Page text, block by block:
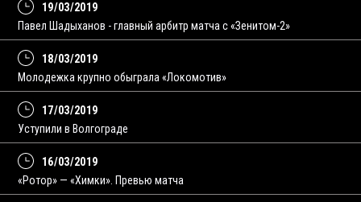
19/03/2019
Павел Шадыханов - главный арбитр матча с «Зенитом-2»
18/03/2019
Молодежка крупно обыграла «Локомотив»
17/03/2019
Уступили в Волгограде
16/03/2019
«Ротор» — «Химки». Превью матча